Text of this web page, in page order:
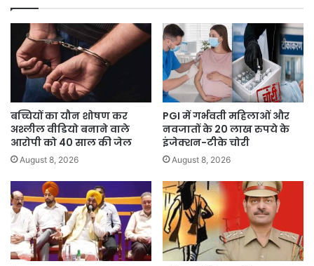
गई
जिम्मेदारी
बचने
का
Disclaimer
बच्चियों का यौन शोषण कर
अश्लील वीडियो बनाने वाले
आरोपी को 40 साल की जेल
August 8, 2026
PGI में गर्भवती महिलाओं और
नवजातों के 20 लाख रुपये के
इंजेक्शन-टीके चोरी
August 8, 2026